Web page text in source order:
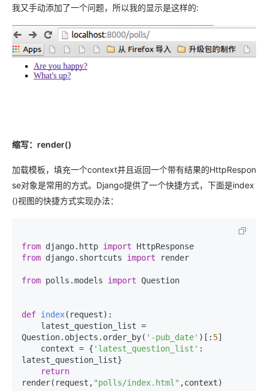
我又手动添加了一个问题，所以我的显示是这样的:
缩写：render()
加载模板，填充一个context并且返回一个带有结果的HttpRespon
se对象是常用的方式。Django提供了一个快捷方式，下面是index
()视图的快捷方式实现办法：
from django.http import
from django.shortcuts import render
from polls.models import Question
def index( request):
Question.objects.order_by( '-pub_date' )[: 5]
    context = {
'latest_question_list' :
latest_question_list}
return
render(request, "polls/index.html"